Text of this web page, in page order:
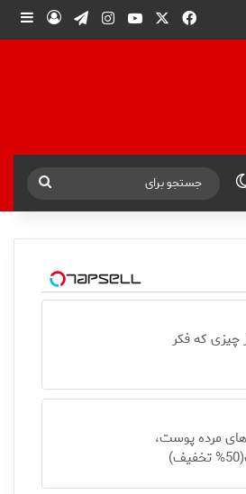
فیس بوکیوتیوباینستاگرام
تلگرامورود
تغییر پوسته
جستجو
برای
که فکر
مرده پوست،